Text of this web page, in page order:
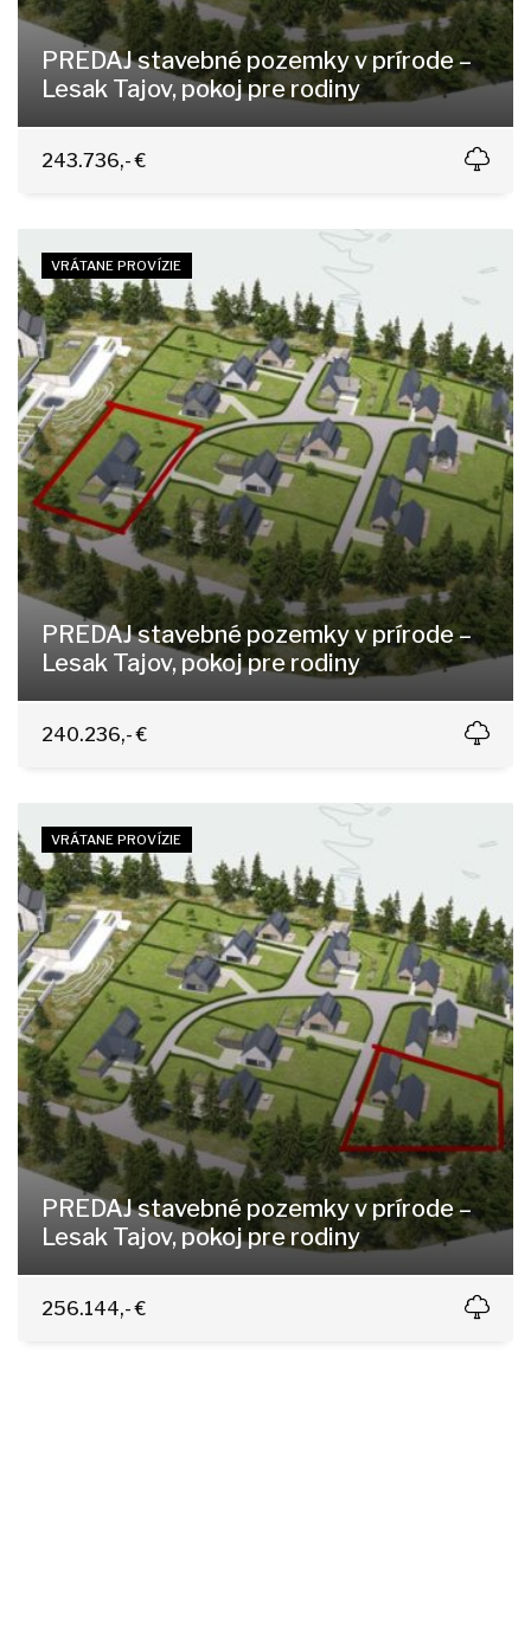
PREDAJ stavebné pozemky v prírode –
Lesak Tajov, pokoj pre rodiny
Tajov
243.736,- €
VRÁTANE PROVÍZIE
PREDAJ stavebné pozemky v prírode –
Lesak Tajov, pokoj pre rodiny
Tajov
240.236,- €
VRÁTANE PROVÍZIE
PREDAJ stavebné pozemky v prírode –
Lesak Tajov, pokoj pre rodiny
Tajov
256.144,- €